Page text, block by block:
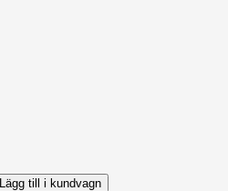
Lägg till i kundvagn